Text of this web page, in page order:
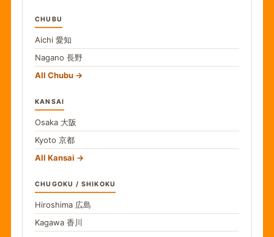
CHUBU
Aichi 愛知
Nagano 長野
All Chubu
KANSAI
Osaka 大阪
Kyoto 京都
All Kansai
CHUGOKU / SHIKOKU
Hiroshima 広島
Kagawa 香川